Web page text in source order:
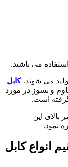
می باشند.
می شوند، کابل
و نسوز در مورد
است.
بالای این
نمود.
انواع کابل